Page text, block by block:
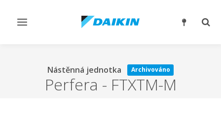
Přepnout
Nástěnná jednotka Archivováno
Perfera - FTXTM-M